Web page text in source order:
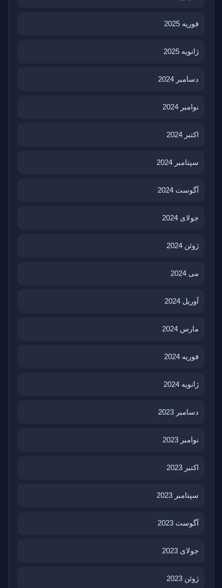
فوریه 2025
ژانویه 2025
دسامبر 2024
نوامبر 2024
اکتبر 2024
سپتامبر 2024
آگوست 2024
جولای 2024
ژوئن 2024
می 2024
آوریل 2024
مارس 2024
فوریه 2024
ژانویه 2024
دسامبر 2023
نوامبر 2023
اکتبر 2023
سپتامبر 2023
آگوست 2023
جولای 2023
ژوئن 2023